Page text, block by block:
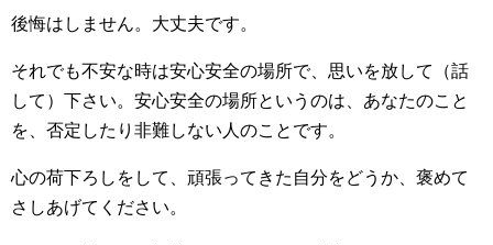
後悔はしません。大丈夫です。
それでも不安な時は安心安全の場所で、思いを放して（話
して）下さい。安心安全の場所というのは、あなたのこと
を、否定したり非難しない人のことです。
心の荷下ろしをして、頑張ってきた自分をどうか、褒めて
さしあげてください。